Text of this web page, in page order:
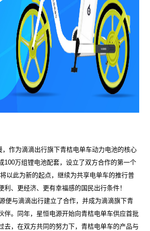
，作为滴滴出行旗下青桔电单车动力电池的核心
100万组锂电池配套，设立了双方合作的第一个
以此为新的起点，继续为共享电单车的推行普
利、更经济、更有幸福感的国民出行条件！
便与滴滴出行建立了合作，并成为滴滴旗下青
伴。同年，星恒电源开始向青桔电单车供应首批
去，在双方共同的努力下，青桔电单车的产品与